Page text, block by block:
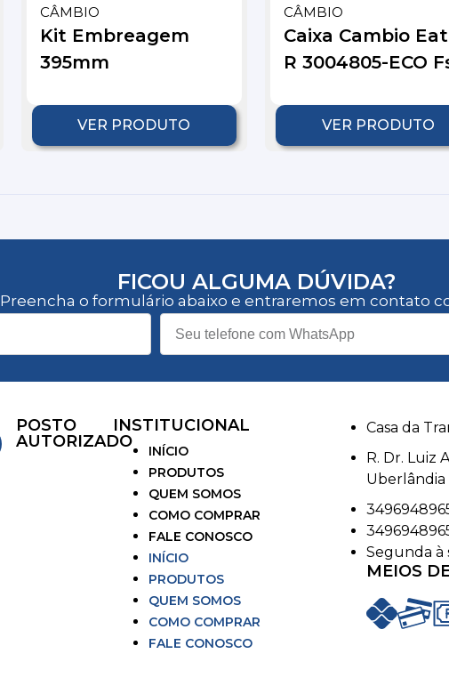
CÂMBIO
Kit Embreagem
395mm
VER PRODUTO
CÂMBIO
Caixa Cambio
R 3004805-ECO
VER PRODUTO
FICOU ALGUMA DÚVIDA?
Preencha o formulário abaixo e entraremos em contato
POSTO
AUTORIZADO
INSTITUCIONAL
INÍCIO
PRODUTOS
QUEM SOMOS
COMO COMPRAR
FALE CONOSCO
INÍCIO
PRODUTOS
QUEM SOMOS
COMO COMPRAR
FALE CONOSCO
Casa da
R. Dr. Luiz
Uberlândia
Segunda à
MEIOS